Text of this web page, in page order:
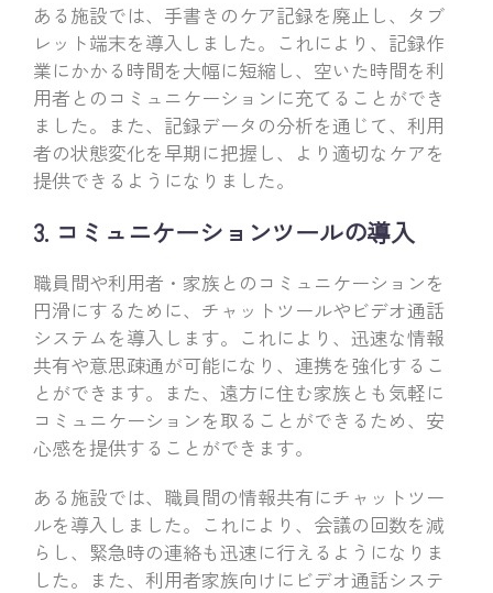
ある施設では、手書きのケア記録を廃止し、タブ
レット端末を導入しました。これにより、記録作
業にかかる時間を大幅に短縮し、空いた時間を利
用者とのコミュニケーションに充てることができ
ました。また、記録データの分析を通じて、利用
者の状態変化を早期に把握し、より適切なケアを
提供できるようになりました。
3. コミュニケーションツールの導入
職員間や利用者・家族とのコミュニケーションを
円滑にするために、チャットツールやビデオ通話
システムを導入します。これにより、迅速な情報
共有や意思疎通が可能になり、連携を強化するこ
とができます。また、遠方に住む家族とも気軽に
コミュニケーションを取ることができるため、安
心感を提供することができます。
ある施設では、職員間の情報共有にチャットツー
ルを導入しました。これにより、会議の回数を減
らし、緊急時の連絡も迅速に行えるようになりま
した。また、利用者家族向けにビデオ通話システ